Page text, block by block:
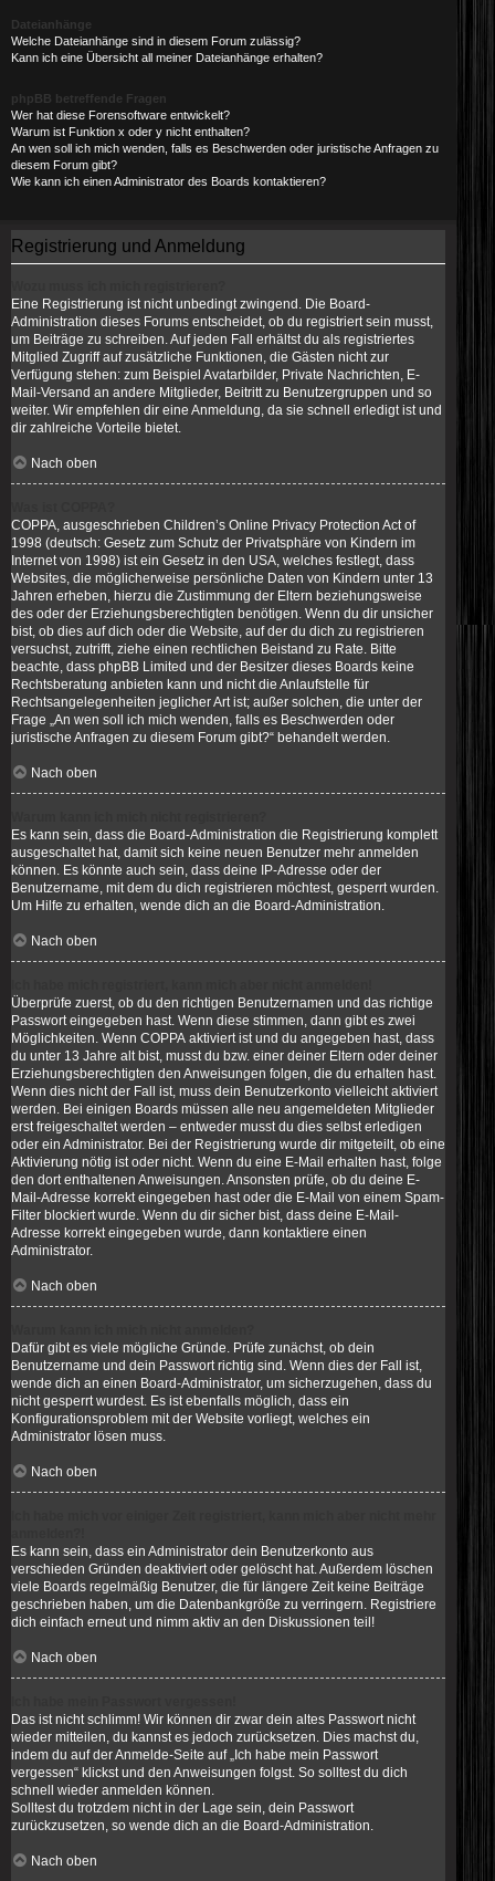
Dateianhänge
Welche Dateianhänge sind in diesem Forum zulässig?
Kann ich eine Übersicht all meiner Dateianhänge erhalten?
phpBB betreffende Fragen
Wer hat diese Forensoftware entwickelt?
Warum ist Funktion x oder y nicht enthalten?
An wen soll ich mich wenden, falls es Beschwerden oder juristische Anfragen zu
diesem Forum gibt?
Wie kann ich einen Administrator des Boards kontaktieren?
Registrierung und Anmeldung
Eine Registrierung ist nicht unbedingt zwingend. Die Board-
Administration dieses Forums entscheidet, ob du registriert sein musst,
um Beiträge zu schreiben. Auf jeden Fall erhältst du als registriertes
Mitglied Zugriff auf zusätzliche Funktionen, die Gästen nicht zur
Verfügung stehen: zum Beispiel Avatarbilder, Private Nachrichten, E-
Mail-Versand an andere Mitglieder, Beitritt zu Benutzergruppen und so
weiter. Wir empfehlen dir eine Anmeldung, da sie schnell erledigt ist und
dir zahlreiche Vorteile bietet.
Nach oben
COPPA, ausgeschrieben Children’s Online Privacy Protection Act of
1998 (deutsch: Gesetz zum Schutz der Privatsphäre von Kindern im
Internet von 1998) ist ein Gesetz in den USA, welches festlegt, dass
Websites, die möglicherweise persönliche Daten von Kindern unter 13
Jahren erheben, hierzu die Zustimmung der Eltern beziehungsweise
des oder der Erziehungsberechtigten benötigen. Wenn du dir unsicher
bist, ob dies auf dich oder die Website, auf der du dich zu registrieren
versuchst, zutrifft, ziehe einen rechtlichen Beistand zu Rate. Bitte
beachte, dass phpBB Limited und der Besitzer dieses Boards keine
Rechtsberatung anbieten kann und nicht die Anlaufstelle für
Rechtsangelegenheiten jeglicher Art ist; außer solchen, die unter der
Frage „An wen soll ich mich wenden, falls es Beschwerden oder
juristische Anfragen zu diesem Forum gibt?“ behandelt werden.
Nach oben
Es kann sein, dass die Board-Administration die Registrierung komplett
ausgeschaltet hat, damit sich keine neuen Benutzer mehr anmelden
können. Es könnte auch sein, dass deine IP-Adresse oder der
Benutzername, mit dem du dich registrieren möchtest, gesperrt wurden.
Um Hilfe zu erhalten, wende dich an die Board-Administration.
Nach oben
Überprüfe zuerst, ob du den richtigen Benutzernamen und das richtige
Passwort eingegeben hast. Wenn diese stimmen, dann gibt es zwei
Möglichkeiten. Wenn COPPA aktiviert ist und du angegeben hast, dass
du unter 13 Jahre alt bist, musst du bzw. einer deiner Eltern oder deiner
Erziehungsberechtigten den Anweisungen folgen, die du erhalten hast.
Wenn dies nicht der Fall ist, muss dein Benutzerkonto vielleicht aktiviert
werden. Bei einigen Boards müssen alle neu angemeldeten Mitglieder
erst freigeschaltet werden – entweder musst du dies selbst erledigen
oder ein Administrator. Bei der Registrierung wurde dir mitgeteilt, ob eine
Aktivierung nötig ist oder nicht. Wenn du eine E-Mail erhalten hast, folge
den dort enthaltenen Anweisungen. Ansonsten prüfe, ob du deine E-
Mail-Adresse korrekt eingegeben hast oder die E-Mail von einem Spam-
Filter blockiert wurde. Wenn du dir sicher bist, dass deine E-Mail-
Adresse korrekt eingegeben wurde, dann kontaktiere einen
Administrator.
Nach oben
Dafür gibt es viele mögliche Gründe. Prüfe zunächst, ob dein
Benutzername und dein Passwort richtig sind. Wenn dies der Fall ist,
wende dich an einen Board-Administrator, um sicherzugehen, dass du
nicht gesperrt wurdest. Es ist ebenfalls möglich, dass ein
Konfigurationsproblem mit der Website vorliegt, welches ein
Administrator lösen muss.
Nach oben
Es kann sein, dass ein Administrator dein Benutzerkonto aus
verschieden Gründen deaktiviert oder gelöscht hat. Außerdem löschen
viele Boards regelmäßig Benutzer, die für längere Zeit keine Beiträge
geschrieben haben, um die Datenbankgröße zu verringern. Registriere
dich einfach erneut und nimm aktiv an den Diskussionen teil!
Nach oben
Das ist nicht schlimm! Wir können dir zwar dein altes Passwort nicht
wieder mitteilen, du kannst es jedoch zurücksetzen. Dies machst du,
indem du auf der Anmelde-Seite auf „Ich habe mein Passwort
vergessen“ klickst und den Anweisungen folgst. So solltest du dich
schnell wieder anmelden können.
Solltest du trotzdem nicht in der Lage sein, dein Passwort
zurückzusetzen, so wende dich an die Board-Administration.
Nach oben